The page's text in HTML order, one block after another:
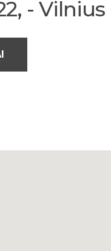
- Vilnius